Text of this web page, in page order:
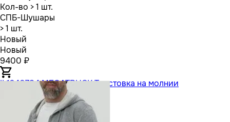
Кол-во > 1 шт.
СПБ-Шушары
> 1 шт.
Новый
Новый
9400 ₽
IL1240784 MEGATRUCK Толстовка на молнии